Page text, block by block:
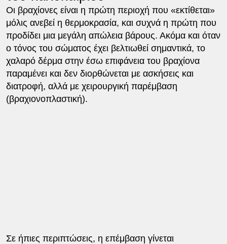
Οι βραχίονες είναι η πρώτη περιοχή που «εκτίθεται»
μόλις ανεβεί η θερμοκρασία, και συχνά η πρώτη που
προδίδει μια μεγάλη απώλεια βάρους. Ακόμα και όταν
ο τόνος του σώματος έχει βελτιωθεί σημαντικά, το
χαλαρό δέρμα στην έσω επιφάνεια του βραχίονα
παραμένει και δεν διορθώνεται με ασκήσεις και
διατροφή, αλλά με χειρουργική παρέμβαση
(βραχιονοπλαστική).
Σε ήπιες περιπτώσεις, η επέμβαση γίνεται